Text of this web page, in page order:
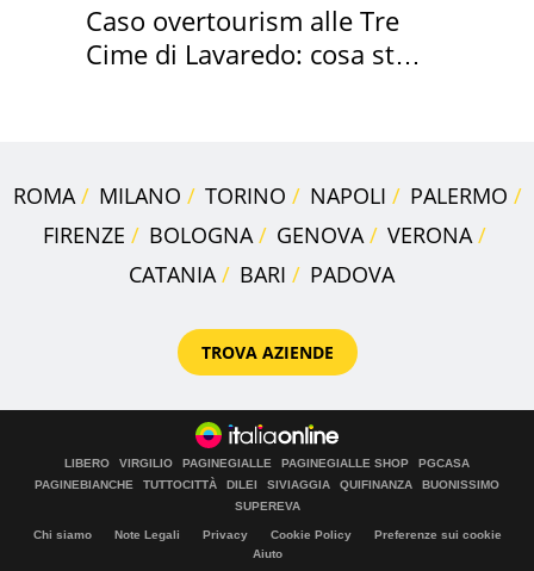
Caso overtourism alle Tre
Cime di Lavaredo: cosa sta
ROMA MILANO TORINO NAPOLI
PALERMO
FIRENZE
BOLOGNA GENOVA
VERONA
CATANIA
BARI PADOVA
TROVA AZIENDE
LIBERO VIRGILIO PAGINEGIALLE PAGINEGIALLE SHOP
PGCASA
PAGINEBIANCHE
TUTTOCITTÀ DILEI SIVIAGGIA QUIFINANZA
BUONISSIMO
SUPEREVA
Chi siamo Note Legali Privacy Cookie Policy
Preferenze sui cookie
Aiuto